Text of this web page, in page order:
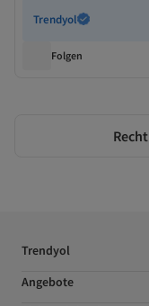
Trendyol
Folgen
Trendyol
Angebote